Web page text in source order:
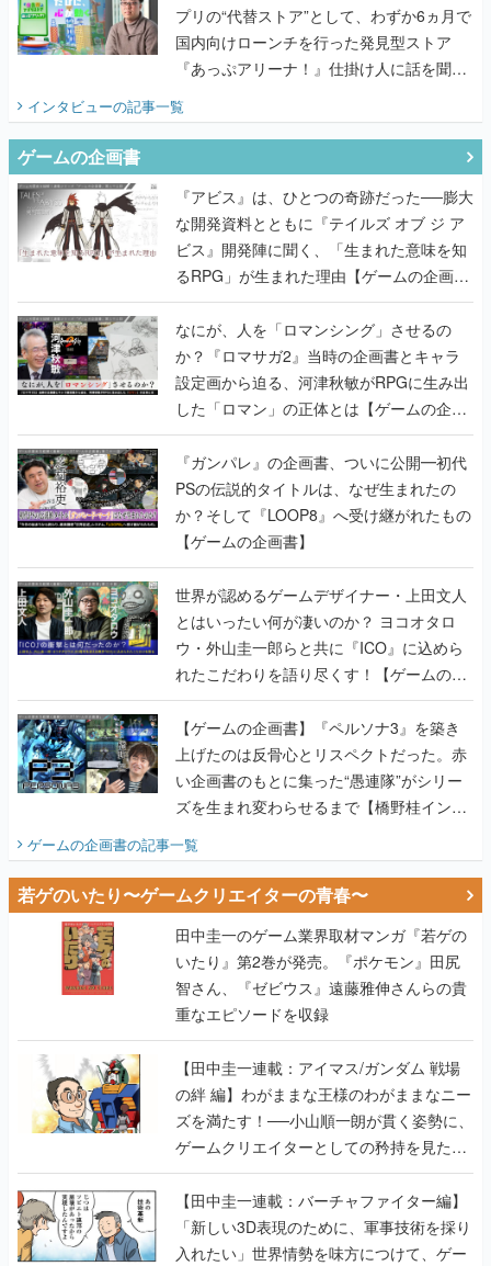
プリの“代替ストア”として、わずか6ヵ月で
国内向けローンチを行った発見型ストア
『あっぷアリーナ！』仕掛け人に話を聞い
インタビューの記事一覧
ゲームの企画書
『アビス』は、ひとつの奇跡だった──膨大
な開発資料とともに『テイルズ オブ ジ ア
ビス』開発陣に聞く、「生まれた意味を知
るRPG」が生まれた理由【ゲームの企画
書】
なにが、人を「ロマンシング」させるの
か？『ロマサガ2』当時の企画書とキャラ
設定画から迫る、河津秋敏がRPGに生み出
した「ロマン」の正体とは【ゲームの企画
書】
『ガンパレ』の企画書、ついに公開━初代
PSの伝説的タイトルは、なぜ生まれたの
か？そして『LOOP8』へ受け継がれたもの
【ゲームの企画書】
世界が認めるゲームデザイナー・上田文人
とはいったい何が凄いのか？ ヨコオタロ
ウ・外山圭一郎らと共に『ICO』に込めら
れたこだわりを語り尽くす！【ゲームの企
画書】
【ゲームの企画書】『ペルソナ3』を築き
上げたのは反骨心とリスペクトだった。赤
い企画書のもとに集った“愚連隊”がシリー
ズを生まれ変わらせるまで【橋野桂インタ
ゲームの企画書の記事一覧
若ゲのいたり〜ゲームクリエイターの青春〜
田中圭一のゲーム業界取材マンガ『若ゲの
いたり』第2巻が発売。『ポケモン』田尻
智さん、『ゼビウス』遠藤雅伸さんらの貴
重なエピソードを収録
【田中圭一連載：アイマス/ガンダム 戦場
の絆 編】わがままな王様のわがままなニー
ズを満たす！──小山順一朗が貫く姿勢に、
ゲームクリエイターとしての矜持を見た
【若ゲのいたり最終回】
【田中圭一連載：バーチャファイター編】
「新しい3D表現のために、軍事技術を採り
入れたい」世界情勢を味方につけて、ゲー